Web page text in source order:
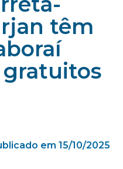
têm
em 15/10/2025